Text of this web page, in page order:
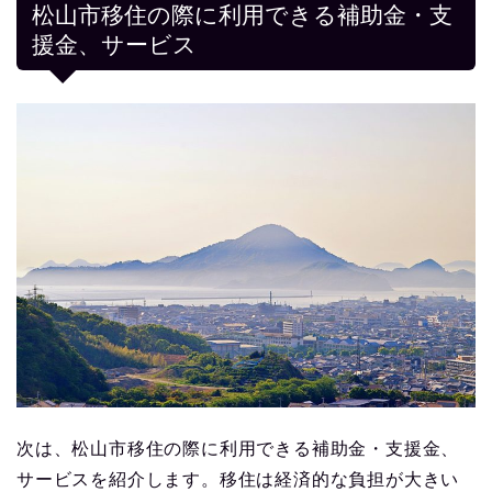
松山市移住の際に利用できる補助金・支
援金、サービス
次は、松山市移住の際に利用できる補助金・支援金、
サービスを紹介します。移住は経済的な負担が大きい